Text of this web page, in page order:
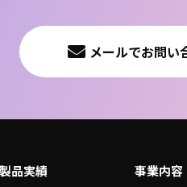
メールでお問い
製品実績
事業内容